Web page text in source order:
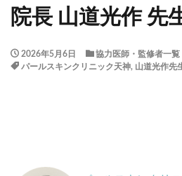
院長 山道光作 先
2026年5月6日
協力医師・監修者一覧
パールスキンクリニック天神, 山道光作先